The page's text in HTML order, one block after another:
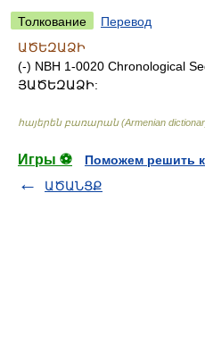
Толкование
Перевод
ԱԾԵԶԱՁԻ
(-) NBH 1-0020 Chronological
ՅԱԾԵԶԱՁԻ:
հայերեն բառարան (Armenian
Игры ⚽
Поможем решить
ԱԾԱՆՑՔ